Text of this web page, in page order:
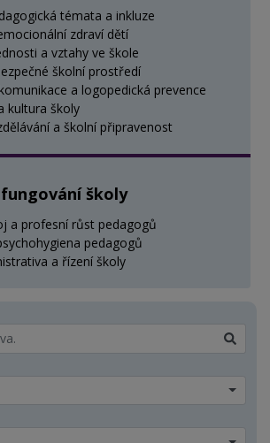
témata a inkluze
zdraví dětí
a vztahy ve škole
školní prostředí
a logopedická prevence
kultura školy
a školní připravenost
školy
a profesní růst pedagogů
pedagogů
a řízení školy